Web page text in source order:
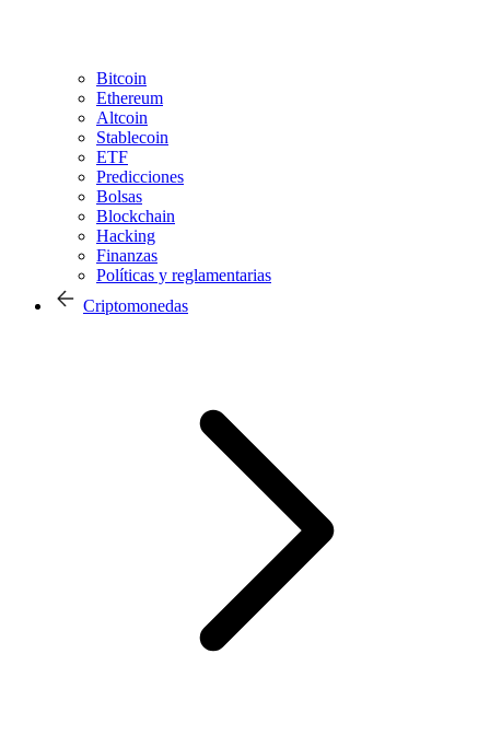
Bitcoin
Ethereum
Altcoin
Stablecoin
ETF
Predicciones
Bolsas
Blockchain
Hacking
Finanzas
Políticas y reglamentarias
Criptomonedas